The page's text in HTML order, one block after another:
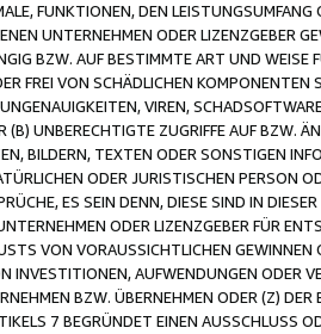
FUNKTIONEN, DEN
UNTERNEHMEN ODER LIZENZGEBER
BZW. AUF BESTIMMTE ART UND
FREI VON SCHÄDLICHEN
VIREN,
(B) UNBERECHTIGTE ZUGRIFFE AUF BZW.
BILDERN, TEXTEN ODER SONSTIGEN
ODER JURISTISCHEN PERSON
ES SEIN DENN, DIESE SIND IN
ODER LIZENZGEBER FÜR
VON VORAUSSICHTLICHEN
INVESTITIONEN, AUFWENDUNGEN ODER
BZW. ÜBERNEHMEN ODER (Z)
7 BEGRÜNDET EINEN AUSSCHLUSS